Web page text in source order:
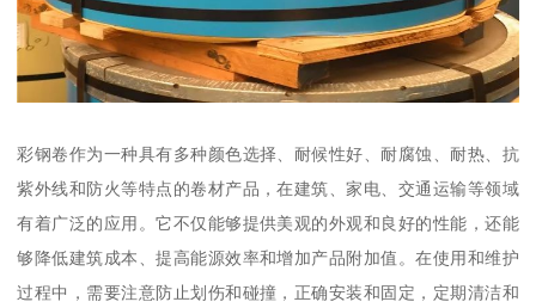
彩钢卷作为一种具有多种颜色选择、耐候性好、耐腐蚀、耐热、抗
紫外线和防火等特点的卷材产品，在建筑、家电、交通运输等领域
有着广泛的应用。它不仅能够提供美观的外观和良好的性能，还能
够降低建筑成本、提高能源效率和增加产品附加值。在使用和维护
过程中，需要注意防止划伤和碰撞，正确安装和固定，定期清洁和